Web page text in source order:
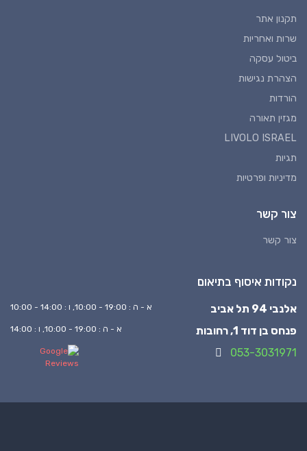
תקנון אתר
שרות ואחריות
ביטול עסקה
הצהרת נגישות
הורדות
מגזין תאורה
LIVOLO ISRAEL
תגיות
מדיניות ופרטיות
צור קשר
צור קשר
נקודות איסוף בתיאום
אלנבי 94 תל אביב א - ה : 19:00 - 10:00, ו : 14:00 - 10:00
פנחס בן דוד 1, רחובות א - ה : 19:00 - 10:00, ו : 14:00
053-3031971